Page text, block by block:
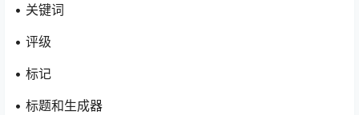
• 关键词
• 评级
• 标记
• 标题和生成器